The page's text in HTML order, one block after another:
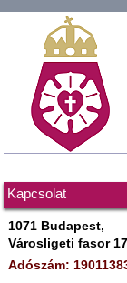
Kapcsolat
1071 Budapest,
Városligeti fasor
Adószám: